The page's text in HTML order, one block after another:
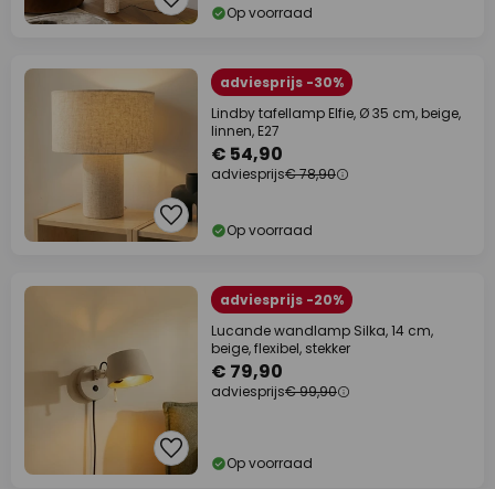
Op voorraad
adviesprijs -30%
Lindby tafellamp Elfie, Ø 35 cm, beige,
linnen, E27
€ 54,90
adviesprijs€ 78,90
Op voorraad
adviesprijs -20%
Lucande wandlamp Silka, 14 cm,
beige, flexibel, stekker
€ 79,90
adviesprijs€ 99,90
Op voorraad